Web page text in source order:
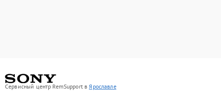
Сервисный центр RemSupport в Ярославле